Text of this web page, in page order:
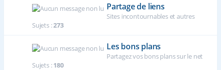
Partage de liens
Sites incontournables et autres
Sujets :273
Les bons plans
Partagez vos bons plans sur le net
Sujets :180